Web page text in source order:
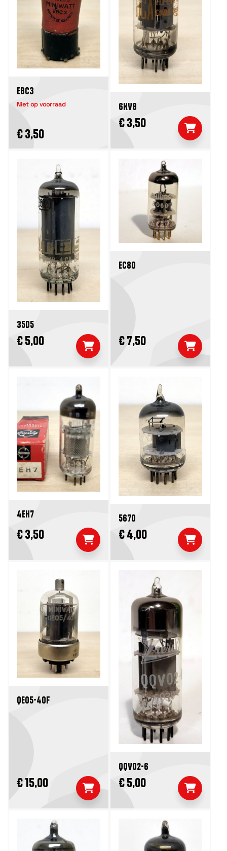
EBC3
Niet op voorraad
€ 3,50
6KV8
€ 3,50
35D5
€ 5,00
EC80
€ 7,50
4EH7
€ 3,50
5670
€ 4,00
QE05-40F
€ 15,00
QQV02-6
€ 5,00